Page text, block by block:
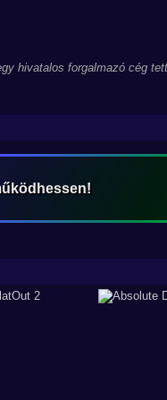
hivatalos forgalmazó cég